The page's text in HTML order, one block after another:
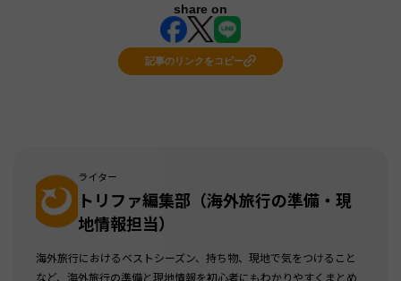
share on
記事のリンクをコピー
ライター
トリファ編集部（海外旅行の準備・現
地情報担当）
海外旅行におけるベストシーズン、持ち物、現地で気をつけること
など、海外旅行の準備と現地情報を初心者にもわかりやすくまとめ